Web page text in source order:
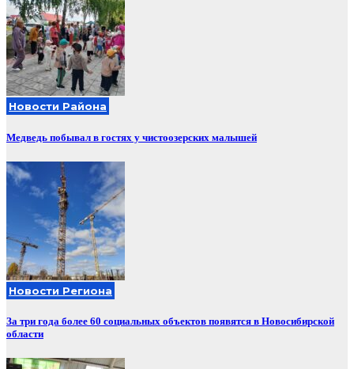
Новости Района
Медведь побывал в гостях у чистоозерских малышей
Новости Региона
За три года более 60 социальных объектов появятся в Новосибирской
области